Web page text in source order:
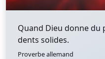
Quand Dieu donne du
dents solides.
Proverbe allemand